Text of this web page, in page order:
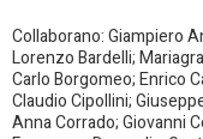
Collaborano: Giampiero
Lorenzo Bardelli;
Carlo Borgomeo; Enrico
Claudio Cipollini;
Anna Corrado; Giovanni